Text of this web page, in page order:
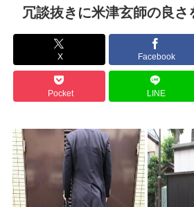
韓国人「日本のサッカー協会も性接待や
今期アニメ、無職さよララ乙女怪獣ヤニ
日本さん食料自給率が過去最低に 25年度
韓国、日本の新しい防衛白書に対する当
トランプ大統領、イランとの戦闘「近く
海外の反応：韓国サッカー協会、国際審
「作り込んである高尚アニメ」なんかよ
トランプ「悪夢のオバマ政権！景気が悪
ひなこのーと作者、顔と一緒に乳首を晒す
冗談抜きに米津玄師の良さ
X Facebook
Pocket LINE